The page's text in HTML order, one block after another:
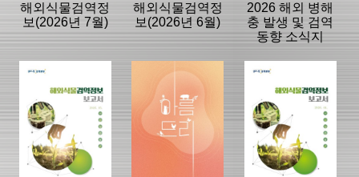
해외식물검역정
보(2026년 7월)
해외식물검역정
보(2026년 6월)
2026 해외 병해
충 발생 및 검역
동향 소식지